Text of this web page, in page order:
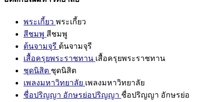
พระเกี้ยว พระเกี้ยว
สีชมพู สีชมพู
ต้นจามจุรี ต้นจามจุรี
เสื้อครุยพระราชทาน เสื้อครุยพระราชทาน
ชุดนิสิต ชุดนิสิต
เพลงมหาวิทยาลัย เพลงมหาวิทยาลัย
ชื่อปริญญา อักษรย่อปริญญา ชื่อปริญญา อักษรย่อ